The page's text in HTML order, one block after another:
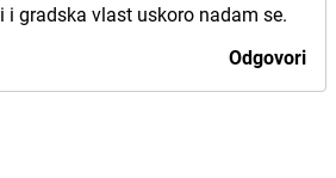
i gradska vlast uskoro nadam se.
Odgovori